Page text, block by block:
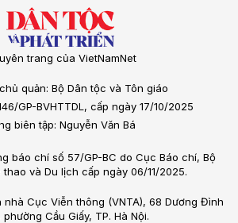
trang của VietNamNet
quản: Bộ Dân tộc và Tôn giáo
GP-BVHTTDL, cấp ngày 17/10/2025
biên tập: Nguyễn Văn Bá
báo chí số 57/GP-BC do Cục Báo chí, Bộ
và Du lịch cấp ngày 06/11/2025.
nhà Cục Viễn thông (VNTA), 68 Dương Đình
phường Cầu Giấy, TP. Hà Nội.